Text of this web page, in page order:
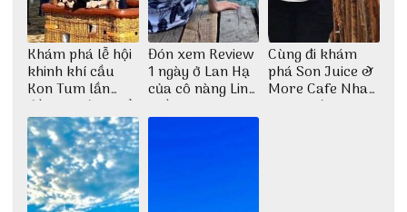
Khám phá lễ hội
khinh khí cầu
Kon Tum lần
đầu tiên được tổ
chức
Đón xem Review
1 ngày ở Lan Hạ
của cô nàng Linh
Trần
Cùng đi khám
phá Son Juice &
More Cafe Nha
Trang với anh